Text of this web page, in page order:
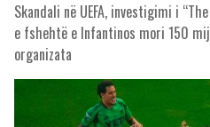
Skandali në UEFA, investigimi i
e fshehtë e Infantinos mori 150
organizata